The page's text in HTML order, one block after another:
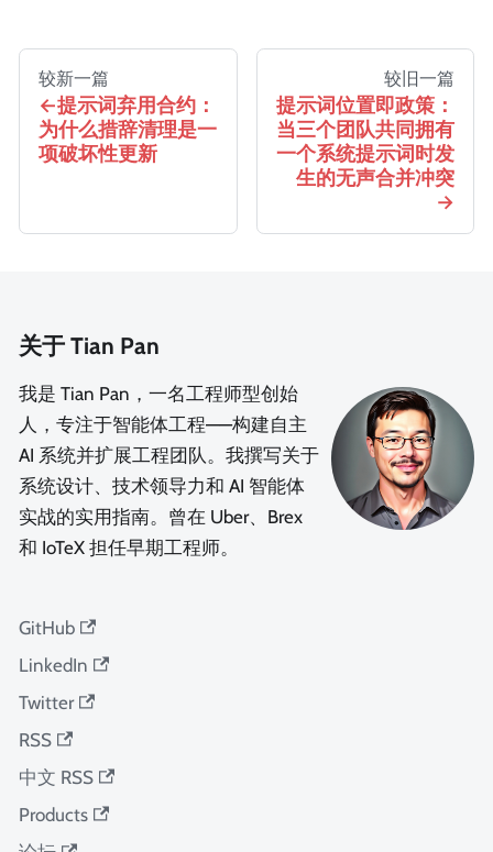
较新一篇
提示词弃用合约：
为什么措辞清理是一
项破坏性更新
较旧一篇
提示词位置即政策：
当三个团队共同拥有
一个系统提示词时发
生的无声合并冲突
关于 Tian Pan
我是 Tian Pan，一名工程师型创始
人，专注于智能体工程——构建自主
AI 系统并扩展工程团队。我撰写关于
系统设计、技术领导力和 AI 智能体
实战的实用指南。曾在 Uber、Brex
和 IoTeX 担任早期工程师。
GitHub
LinkedIn
Twitter
RSS
中文 RSS
Products